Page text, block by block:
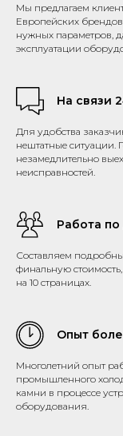
Мы предлагаем
Европейских
нужных
эксплуатации
На связи
Для удобства
нештатные ситуации.
незамедлительно
неисправностей.
Работа
Составляем
финальную
на 10 страницах.
Опыт
Многолетний опыт
промышленного
камни в процессе
оборудования.